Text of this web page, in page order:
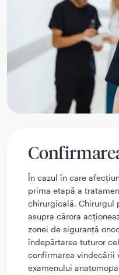
În cazul în care
prima etapă a
chirurgicală. Chirurgul
asupra cărora
zonei de siguranță
îndepărtarea tuturor
confirmarea vindecării
examenului